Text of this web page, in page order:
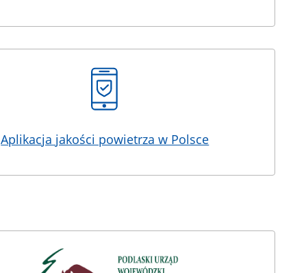
Aplikacja jakości powietrza w Polsce